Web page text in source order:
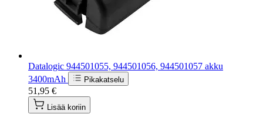
Datalogic 944501055, 944501056, 944501057 akku
3400mAh
Pikakatselu
51,95 €
Lisää koriin